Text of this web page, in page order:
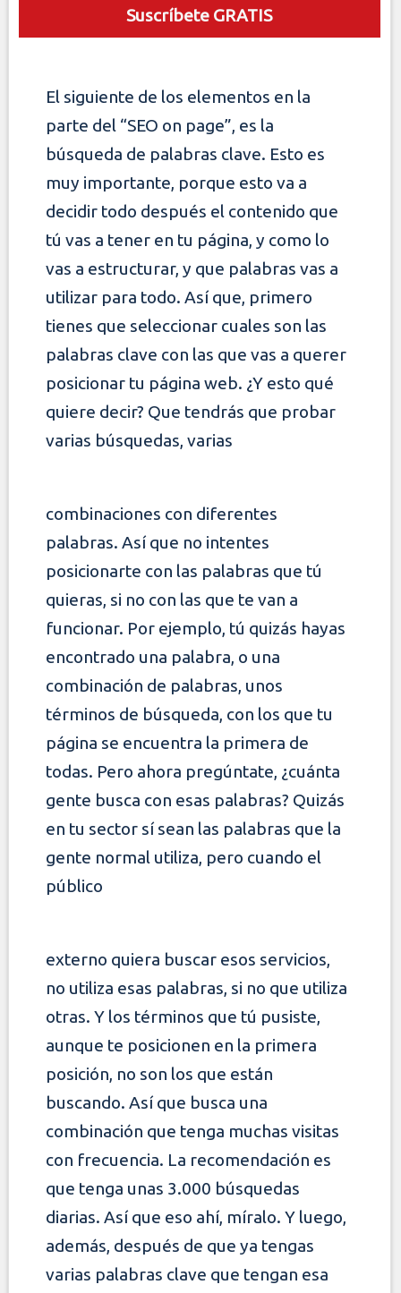
Suscríbete GRATIS
El siguiente de los elementos en la
parte del “SEO on page”, es la
búsqueda de palabras clave. Esto es
muy importante, porque esto va a
decidir todo después el contenido que
tú vas a tener en tu página, y como lo
vas a estructurar, y que palabras vas a
utilizar para todo. Así que, primero
tienes que seleccionar cuales son las
palabras clave con las que vas a querer
posicionar tu página web. ¿Y esto qué
quiere decir? Que tendrás que probar
varias búsquedas, varias
combinaciones con diferentes
palabras. Así que no intentes
posicionarte con las palabras que tú
quieras, si no con las que te van a
funcionar. Por ejemplo, tú quizás hayas
encontrado una palabra, o una
combinación de palabras, unos
términos de búsqueda, con los que tu
página se encuentra la primera de
todas. Pero ahora pregúntate, ¿cuánta
gente busca con esas palabras? Quizás
en tu sector sí sean las palabras que la
gente normal utiliza, pero cuando el
público
externo quiera buscar esos servicios,
no utiliza esas palabras, si no que utiliza
otras. Y los términos que tú pusiste,
aunque te posicionen en la primera
posición, no son los que están
buscando. Así que busca una
combinación que tenga muchas visitas
con frecuencia. La recomendación es
que tenga unas 3.000 búsquedas
diarias. Así que eso ahí, míralo. Y luego,
además, después de que ya tengas
varias palabras clave que tengan esa